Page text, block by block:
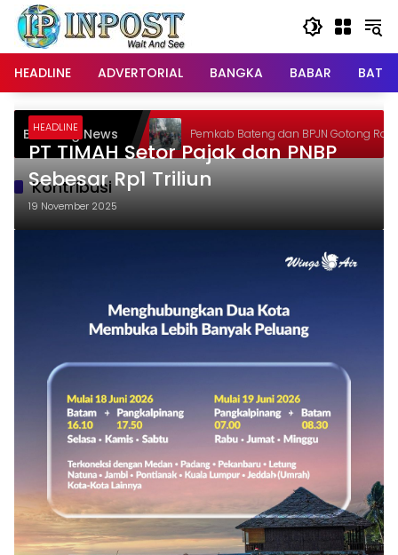
Langsung
konten
HEADLINE
ADVERTORIAL BANGKA BABAR
Breaking News Pemkab Bateng dan BPJN Gotong Royong
Kontribusi
HEADLINE
PT TIMAH Setor Pajak dan PNBP
Sebesar Rp1 Triliun
19 November 2025